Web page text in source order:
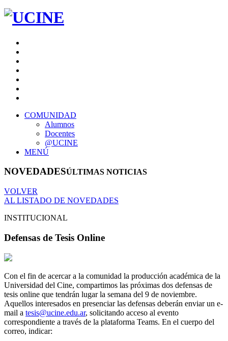
COMUNIDAD
Alumnos
Docentes
@UCINE
MENÚ
NOVEDADESÚLTIMAS NOTICIAS
VOLVER
AL LISTADO DE NOVEDADES
INSTITUCIONAL
Defensas de Tesis Online
Con el fin de acercar a la comunidad la producción académica de la
Universidad del Cine, compartimos las próximas dos defensas de
tesis online que tendrán lugar la semana del 9 de noviembre.
Aquellos interesados en presenciar las defensas deberán enviar un e-
mail a tesis@ucine.edu.ar, solicitando acceso al evento
correspondiente a través de la plataforma Teams. En el cuerpo del
correo, indicar: